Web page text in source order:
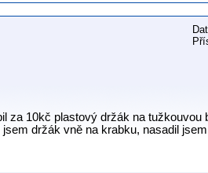
za 10kč plastový držák na tužkouvou
držák vně na krabku, nasadil